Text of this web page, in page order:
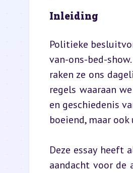
Inleiding
Politieke
van-ons-bed-
raken ze ons
regels waaraan
en geschiedenis
boeiend, maar
Deze essay
aandacht voor de